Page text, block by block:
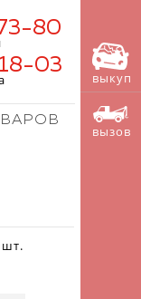
80
03
шт.
выкуп
вызов